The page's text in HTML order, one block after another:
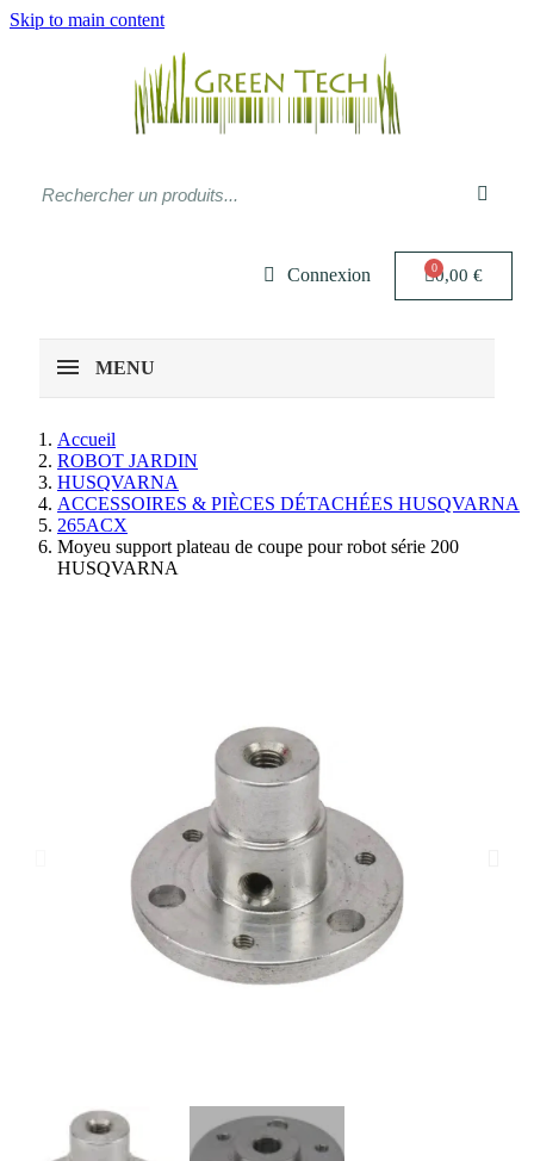
Skip to main content
Connexion 0,00 €
MENU
Accueil
ROBOT JARDIN
HUSQVARNA
ACCESSOIRES & PIÈCES DÉTACHÉES HUSQVARNA
265ACX
Moyeu support plateau de coupe pour robot série 200
HUSQVARNA